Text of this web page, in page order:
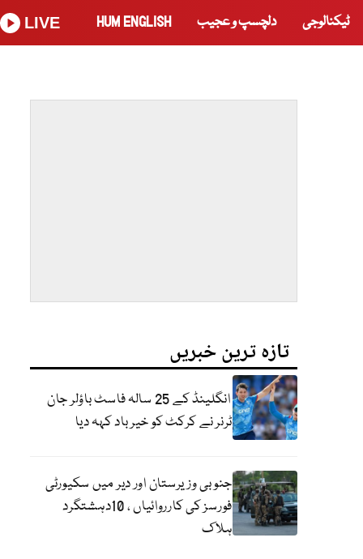
ٹیکنالوجی دلچسپ و عجیب HUM ENGLISH
LIVE
تازہ ترین خبریں
انگلینڈ کے 25 سالہ فاسٹ باؤلر جان
ٹرنر نے کرکٹ کو خیر باد کہہ دیا
جنوبی وزیرستان اور دیر میں سکیورٹی
فورسز کی کارروائیاں ، 10دہشتگرد
ہلاک